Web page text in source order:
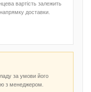
вартість залежить
доставки.
за умови його
з менеджером.